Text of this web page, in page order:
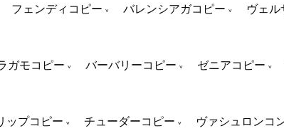
フェンディコピー バレンシアガコピー ヴェ
ガモコピー バーバリーコピー ゼニアコピー
ップコピー チューダーコピー ヴァシュロンコ